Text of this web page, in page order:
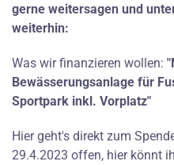
gerne weitersagen und
weiterhin:
Was wir finanzieren wollen:
Bewässerungsanlage für
Sportpark inkl. Vorplatz"
Hier geht's direkt zum
29.4.2023 offen, hier könnt